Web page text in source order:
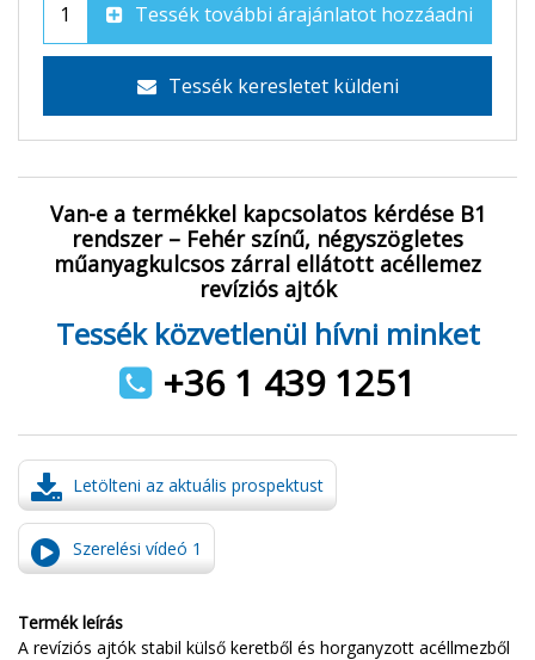
Tessék további árajánlatot hozzáadni
Tessék keresletet küldeni
Van-e a termékkel kapcsolatos kérdése B1
rendszer – Fehér színű, négyszögletes
műanyagkulcsos zárral ellátott acéllemez
revíziós ajtók
Tessék közvetlenül hívni minket
+36 1 439 1251
Letölteni az aktuális prospektust
Szerelési vídeó 1
Termék leírás
A revíziós ajtók stabil külső keretből és horganyzott acéllmezből